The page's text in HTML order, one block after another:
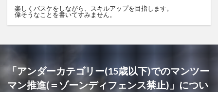
楽しくバスケをしながら、スキルアップを目指します。
偉そうなことを書いてすみません。
「アンダーカテゴリー(15歳以下)でのマンツー
マン推進(＝ゾーンディフェンス禁止)」につい